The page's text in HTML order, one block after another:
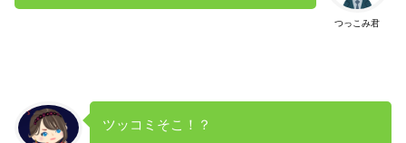
つっこみ君
ツッコミそこ！？